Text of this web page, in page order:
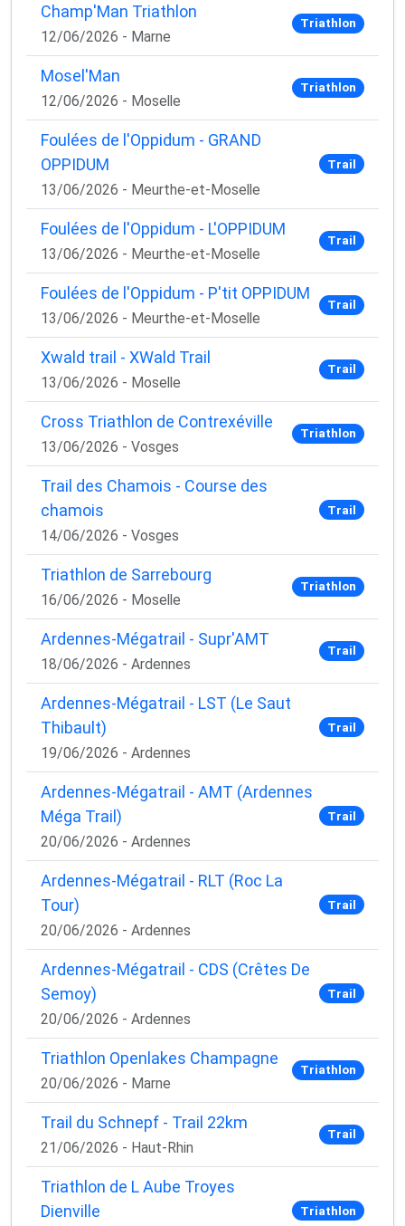
Champ'Man Triathlon
12/06/2026 - Marne
Triathlon
Mosel'Man
12/06/2026 - Moselle
Triathlon
Foulées de l'Oppidum - GRAND
OPPIDUM
13/06/2026 - Meurthe-et-Moselle
Trail
Foulées de l'Oppidum - L'OPPIDUM
13/06/2026 - Meurthe-et-Moselle
Trail
Foulées de l'Oppidum - P'tit OPPIDUM
13/06/2026 - Meurthe-et-Moselle
Trail
Xwald trail - XWald Trail
13/06/2026 - Moselle
Trail
Cross Triathlon de Contrexéville
13/06/2026 - Vosges
Triathlon
Trail des Chamois - Course des
chamois
14/06/2026 - Vosges
Trail
Triathlon de Sarrebourg
16/06/2026 - Moselle
Triathlon
Ardennes-Mégatrail - Supr'AMT
18/06/2026 - Ardennes
Trail
Ardennes-Mégatrail - LST (Le Saut
Thibault)
19/06/2026 - Ardennes
Trail
Ardennes-Mégatrail - AMT (Ardennes
Méga Trail)
20/06/2026 - Ardennes
Trail
Ardennes-Mégatrail - RLT (Roc La
Tour)
20/06/2026 - Ardennes
Trail
Ardennes-Mégatrail - CDS (Crêtes De
Semoy)
20/06/2026 - Ardennes
Trail
Triathlon Openlakes Champagne
20/06/2026 - Marne
Triathlon
Trail du Schnepf - Trail 22km
21/06/2026 - Haut-Rhin
Trail
Triathlon de L Aube Troyes
Dienville
Triathlon